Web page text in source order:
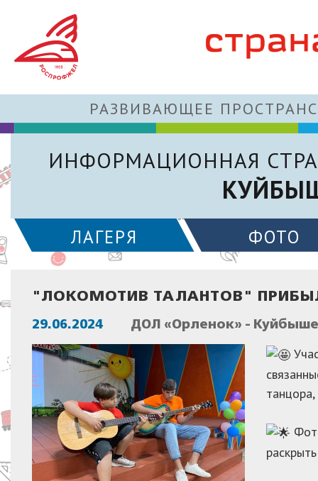
РАЗВИВАЮЩЕЕ
ИНФОРМАЦИОННАЯ
ЛАГЕРЯ ФОТО
"ЛОКОМОТИВ ТАЛАНТОВ"
29.06.2024 ДОЛ «Орленок» -